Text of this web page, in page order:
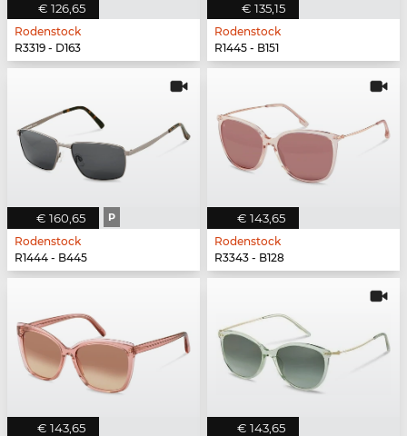
€ 126,65
Rodenstock
R3319 - D163
€ 135,15
Rodenstock
R1445 - B151
€ 160,65 P
Rodenstock
R1444 - B445
€ 143,65
Rodenstock
R3343 - B128
€ 143,65 € 143,65